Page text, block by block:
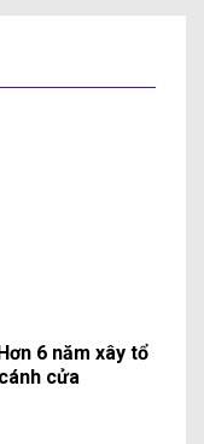
6 năm xây tổ
cửa